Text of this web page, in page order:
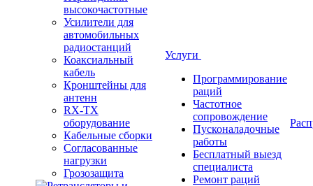
высокочастотные
Усилители для
автомобильных
радиостанций
Коаксиальный
кабель
Кронштейны для
антенн
RX-TX
оборудование
Кабельные сборки
Согласованные
нагрузки
Грозозащита
Услуги
Программирование
раций
Частотное
сопровождение
Пусконаладочные
работы
Бесплатный выезд
специалиста
Ремонт раций